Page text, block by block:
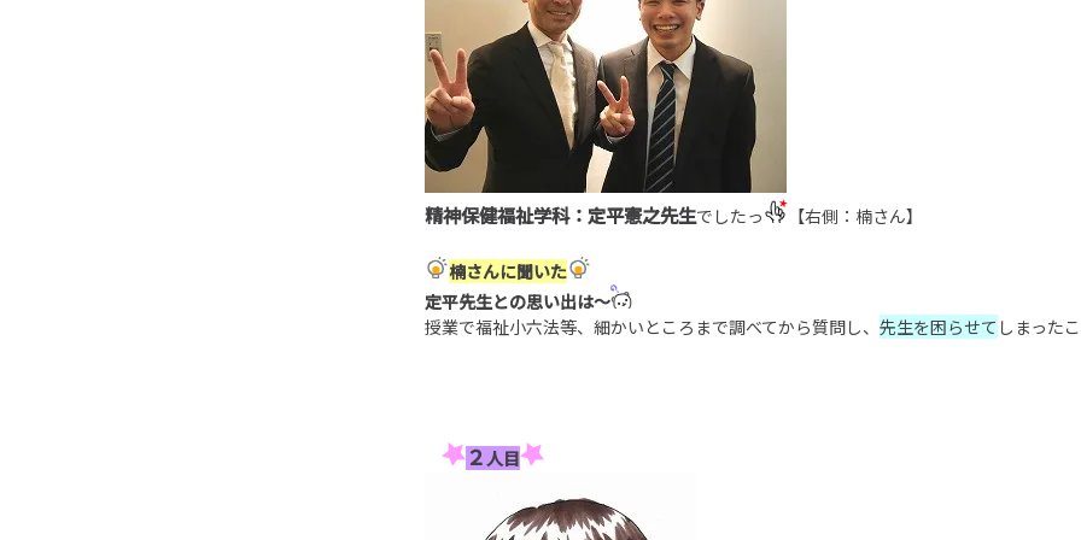
精神保健福祉学科：定平憲之先生でしたっ 【右側：楠さん】
楠さんに聞いた
定平先生との思い出は～
授業で福祉小六法等、細かいところまで調べてから質問し、 先生を困らせて しまった
２人目